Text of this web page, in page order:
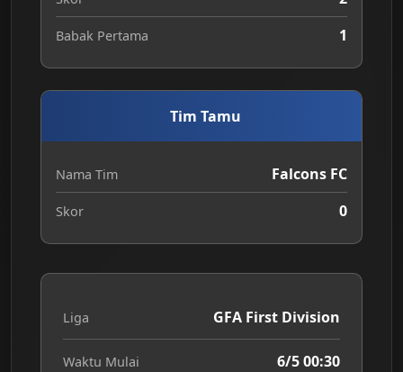
Babak Pertama 1
Tim Tamu
Nama Tim Falcons FC
Skor 0
Liga GFA First Division
Waktu Mulai 6/5 00:30